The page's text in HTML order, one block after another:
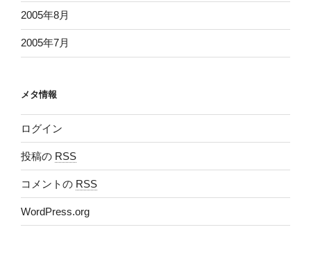
2005年8月
2005年7月
メタ情報
ログイン
投稿の RSS
コメントの RSS
WordPress.org